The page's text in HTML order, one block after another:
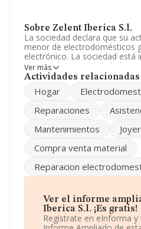
Sobre Zelent Iberica S.l.
La sociedad declara que su
menor de electrodomésticos
electrónico. La sociedad está
Mercantil como Sociedad
CNAE como 'Comercio al por
código 4754. La empresa no
en cuenta la información
media de sector.
Dentro del ranking de
INFORMA, atendiendo a los
escalado 3 puestos en el
121 al 118. Tienen mejor
empresas del sector:
Arfis Baltic S.L; sin embargo,
Ver más
Actividades relacionadas
Hogar
Reparaciones
Mantenimientos
Compra venta material
Reparacion
Ver el informe
Iberica S.l. ¡Es gratis!
Regístrate en eInforma